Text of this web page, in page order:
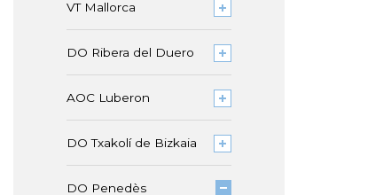
VT Mallorca
DO Ribera del Duero
AOC Luberon
DO Txakolí de Bizkaia
DO Penedès